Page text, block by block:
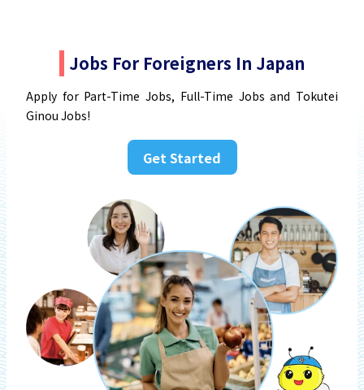
Jobs For Foreigners In Japan
Apply for Part-Time Jobs, Full-Time Jobs and Tokutei
Ginou Jobs!
Get Started